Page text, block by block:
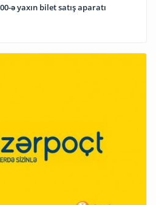
ə yaxın bilet satış aparatı